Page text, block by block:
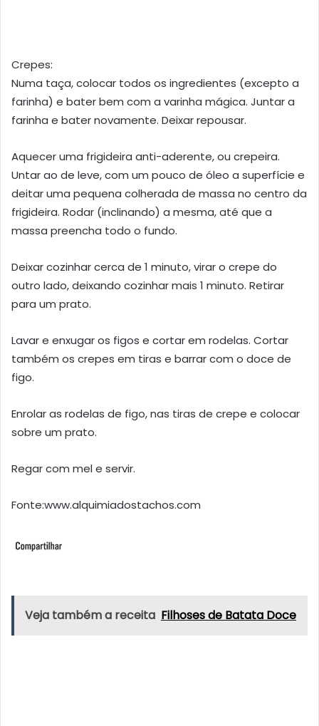
Crepes:
Numa taça, colocar todos os ingredientes (excepto a
farinha) e bater bem com a varinha mágica. Juntar a
farinha e bater novamente. Deixar repousar.
Aquecer uma frigideira anti-aderente, ou crepeira.
Untar ao de leve, com um pouco de óleo a superfície e
deitar uma pequena colherada de massa no centro da
frigideira. Rodar (inclinando) a mesma, até que a
massa preencha todo o fundo.
Deixar cozinhar cerca de 1 minuto, virar o crepe do
outro lado, deixando cozinhar mais 1 minuto. Retirar
para um prato.
Lavar e enxugar os figos e cortar em rodelas. Cortar
também os crepes em tiras e barrar com o doce de
figo.
Enrolar as rodelas de figo, nas tiras de crepe e colocar
sobre um prato.
Regar com mel e servir.
Fonte:www.alquimiadostachos.com
Veja também a receita Filhoses de Batata Doce